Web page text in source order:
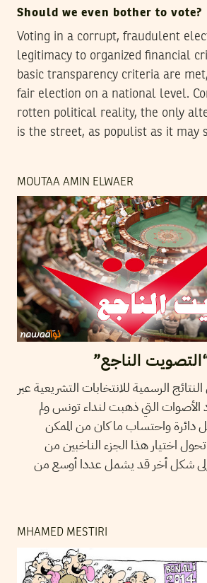
Should we even bother to vote?
Voting in a corrupt, fraudulent
legitimacy to organized financial
basic transparency criteria are
fair election on a national level.
rotten political reality, the only
is the street, as populist as it may
MOUTAA AMIN ELWAER
الناجع”
الرسمية للانتخابات التشريعية عبر
التي ذهبت لنداء تونس ولم
دائرة واحتساب ما كان من الممكن
اختيار هذا الجزء الناخبين من
شكل أخر قد يشمل عددا أوسع من
MHAMED MESTIRI